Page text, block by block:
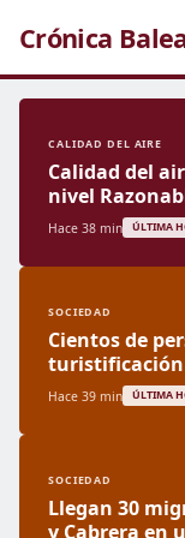
Crónica
CALIDAD DEL AIRE
Calidad del
nivel
Hace 38 min ÚLTIMA
SOCIEDAD
Cientos de
turistificación
Hace 39 min ÚLTIMA
SOCIEDAD
Llegan 30
y Cabrera en